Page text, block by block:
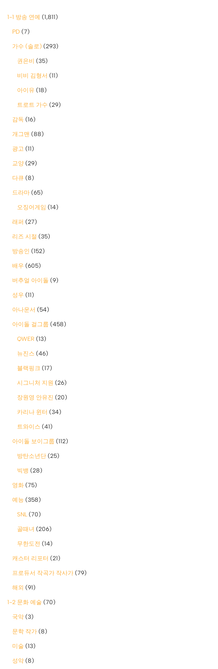
1-1 방송 연예 (1,811)
PD (7)
가수 (솔로) (293)
권은비 (35)
비비 김형서 (11)
아이유 (18)
트로트 가수 (29)
감독 (16)
개그맨 (88)
광고 (11)
교양 (29)
다큐 (8)
드라마 (65)
오징어게임 (14)
래퍼 (27)
리즈 시절 (35)
방송인 (152)
배우 (605)
버추얼 아이돌 (9)
성우 (11)
아나운서 (54)
아이돌 걸그룹 (458)
QWER (13)
뉴진스 (46)
블랙핑크 (17)
시그니처 지원 (26)
장원영 안유진 (20)
카리나 윈터 (34)
트와이스 (41)
아이돌 보이그룹 (112)
방탄소년단 (25)
빅뱅 (28)
영화 (75)
예능 (358)
SNL (70)
골때녀 (206)
무한도전 (14)
캐스터 리포터 (21)
프로듀서 작곡가 작사가 (79)
해외 (91)
1-2 문화 예술 (70)
국악 (3)
문학 작가 (8)
미술 (13)
성악 (8)